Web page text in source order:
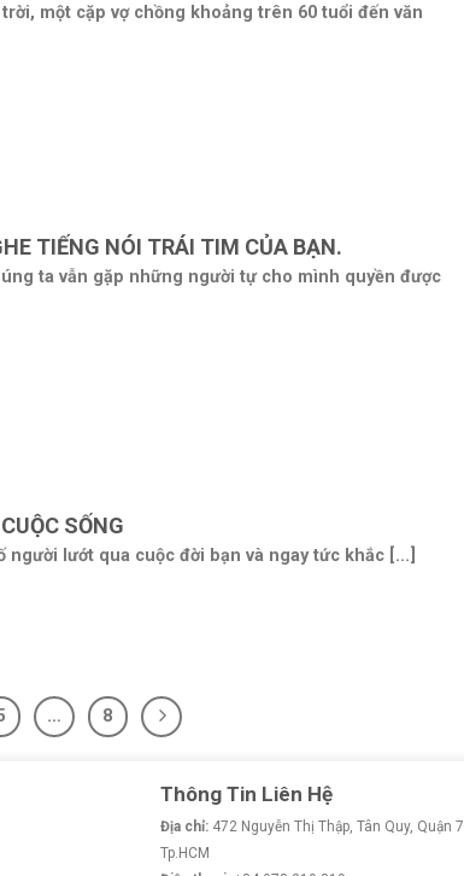
một cặp vợ chồng khoảng trên 60 tuổi đến văn
TIẾNG NÓI TRÁI TIM CỦA BẠN.
ta vẫn gặp những người tự cho mình quyền được
SỐNG
người lướt qua cuộc đời bạn và ngay tức khắc [...]
… 8
Thông Tin Liên Hệ
Địa chỉ: 472 Nguyễn Thị Thập, Tân Quy, Quận 7,
Tp.HCM